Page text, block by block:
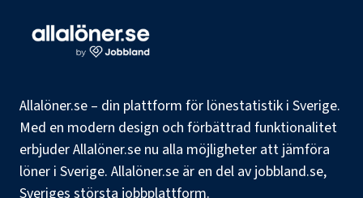
Allalöner.se – din plattform för lönestatistik i Sverige.
Med en modern design och förbättrad funktionalitet
erbjuder Allalöner.se nu alla möjligheter att jämföra
löner i Sverige. Allalöner.se är en del av jobbland.se,
Sveriges största jobbplattform.